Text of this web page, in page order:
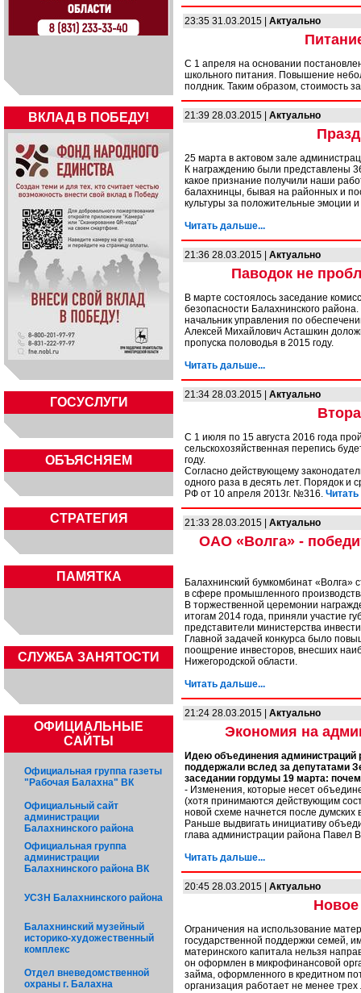
ВКЛАД В ПОБЕДУ!
ГОСУСЛУГИ
ОБЪЯСНЯЕМ
СТРАТЕГИЯ
ПАМЯТКА
CЛУЖБА ЗАНЯТОСТИ
ОФИЦИАЛЬНЫЕ
САЙТЫ
Официальная группа газеты
"Рабочая Балахна" ВК
Официальный сайт
администрации
Балахнинского района
Официальная группа
администрации
Балахнинского района ВК
УСЗН Балахнинского района
Балахнинский музейный
историко-художественный
комплекс
Отдел вневедомственной
охраны г. Балахна
23:35 31.03.2015 | Актуально
С 1 апреля на основании
школьного питания. Повышение
полдник. Таким образом, стоимость
21:39 28.03.2015 | Актуально
25 марта в актовом зале
К награждению были представлены
какое признание получили наши
балахнинцы, бывая на районных и
культуры за положительные эмоции
Читать дальше...
21:36 28.03.2015 | Актуально
Паводок не
В марте состоялось заседание
безопасности Балахнинского
начальник управления по
Алексей Михайлович Асташкин
пропуска половодья в 2015 году.
Читать дальше...
21:34 28.03.2015 | Актуально
С 1 июля по 15 августа 2016 года
сельскохозяйственная перепись
году.
Согласно действующему
одного раза в десять лет. Порядок и
РФ от 10 апреля 2013г. №316.
21:33 28.03.2015 | Актуально
ОАО «Волга» -
Балахнинский бумкомбинат «Волга»
в сфере промышленного
В торжественной церемонии
итогам 2014 года, приняли участие
представители министерства
Главной задачей конкурса было
поощрение инвесторов, внесших
Нижегородской области.
Читать дальше...
21:24 28.03.2015 | Актуально
Экономия на
Идею объединения администраций
поддержали вслед за депутатами
заседании гордумы 19 марта:
- Изменения, которые несет
(хотя принимаются действующим
новой схеме начнется после
Раньше выдвигать инициативу
глава администрации района Павел
Читать дальше...
20:45 28.03.2015 | Актуально
Новое
Ограничения на использование
государственной поддержки семей,
материнского капитала нельзя
он оформлен в микрофинансовой
займа, оформленного в кредитном
организация работает не менее трех